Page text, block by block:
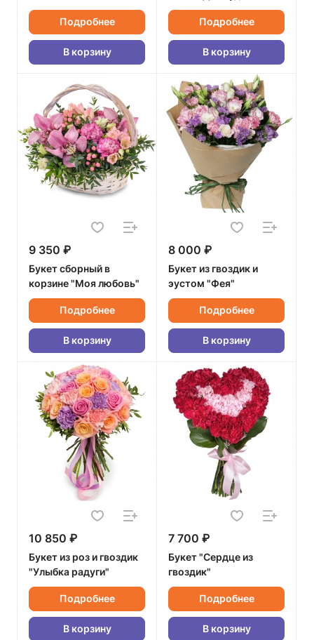
Подробнее
В корзину
Подробнее
В корзину
9 350 ₽
Букет сборный в
корзине "Моя любовь"
Подробнее
В корзину
8 000 ₽
Букет из гвоздик и
эустом "Фея"
Подробнее
В корзину
10 850 ₽
Букет из роз и гвоздик
"Улыбка радуги"
Подробнее
В корзину
7 700 ₽
Букет "Сердце из
гвоздик"
Подробнее
В корзину